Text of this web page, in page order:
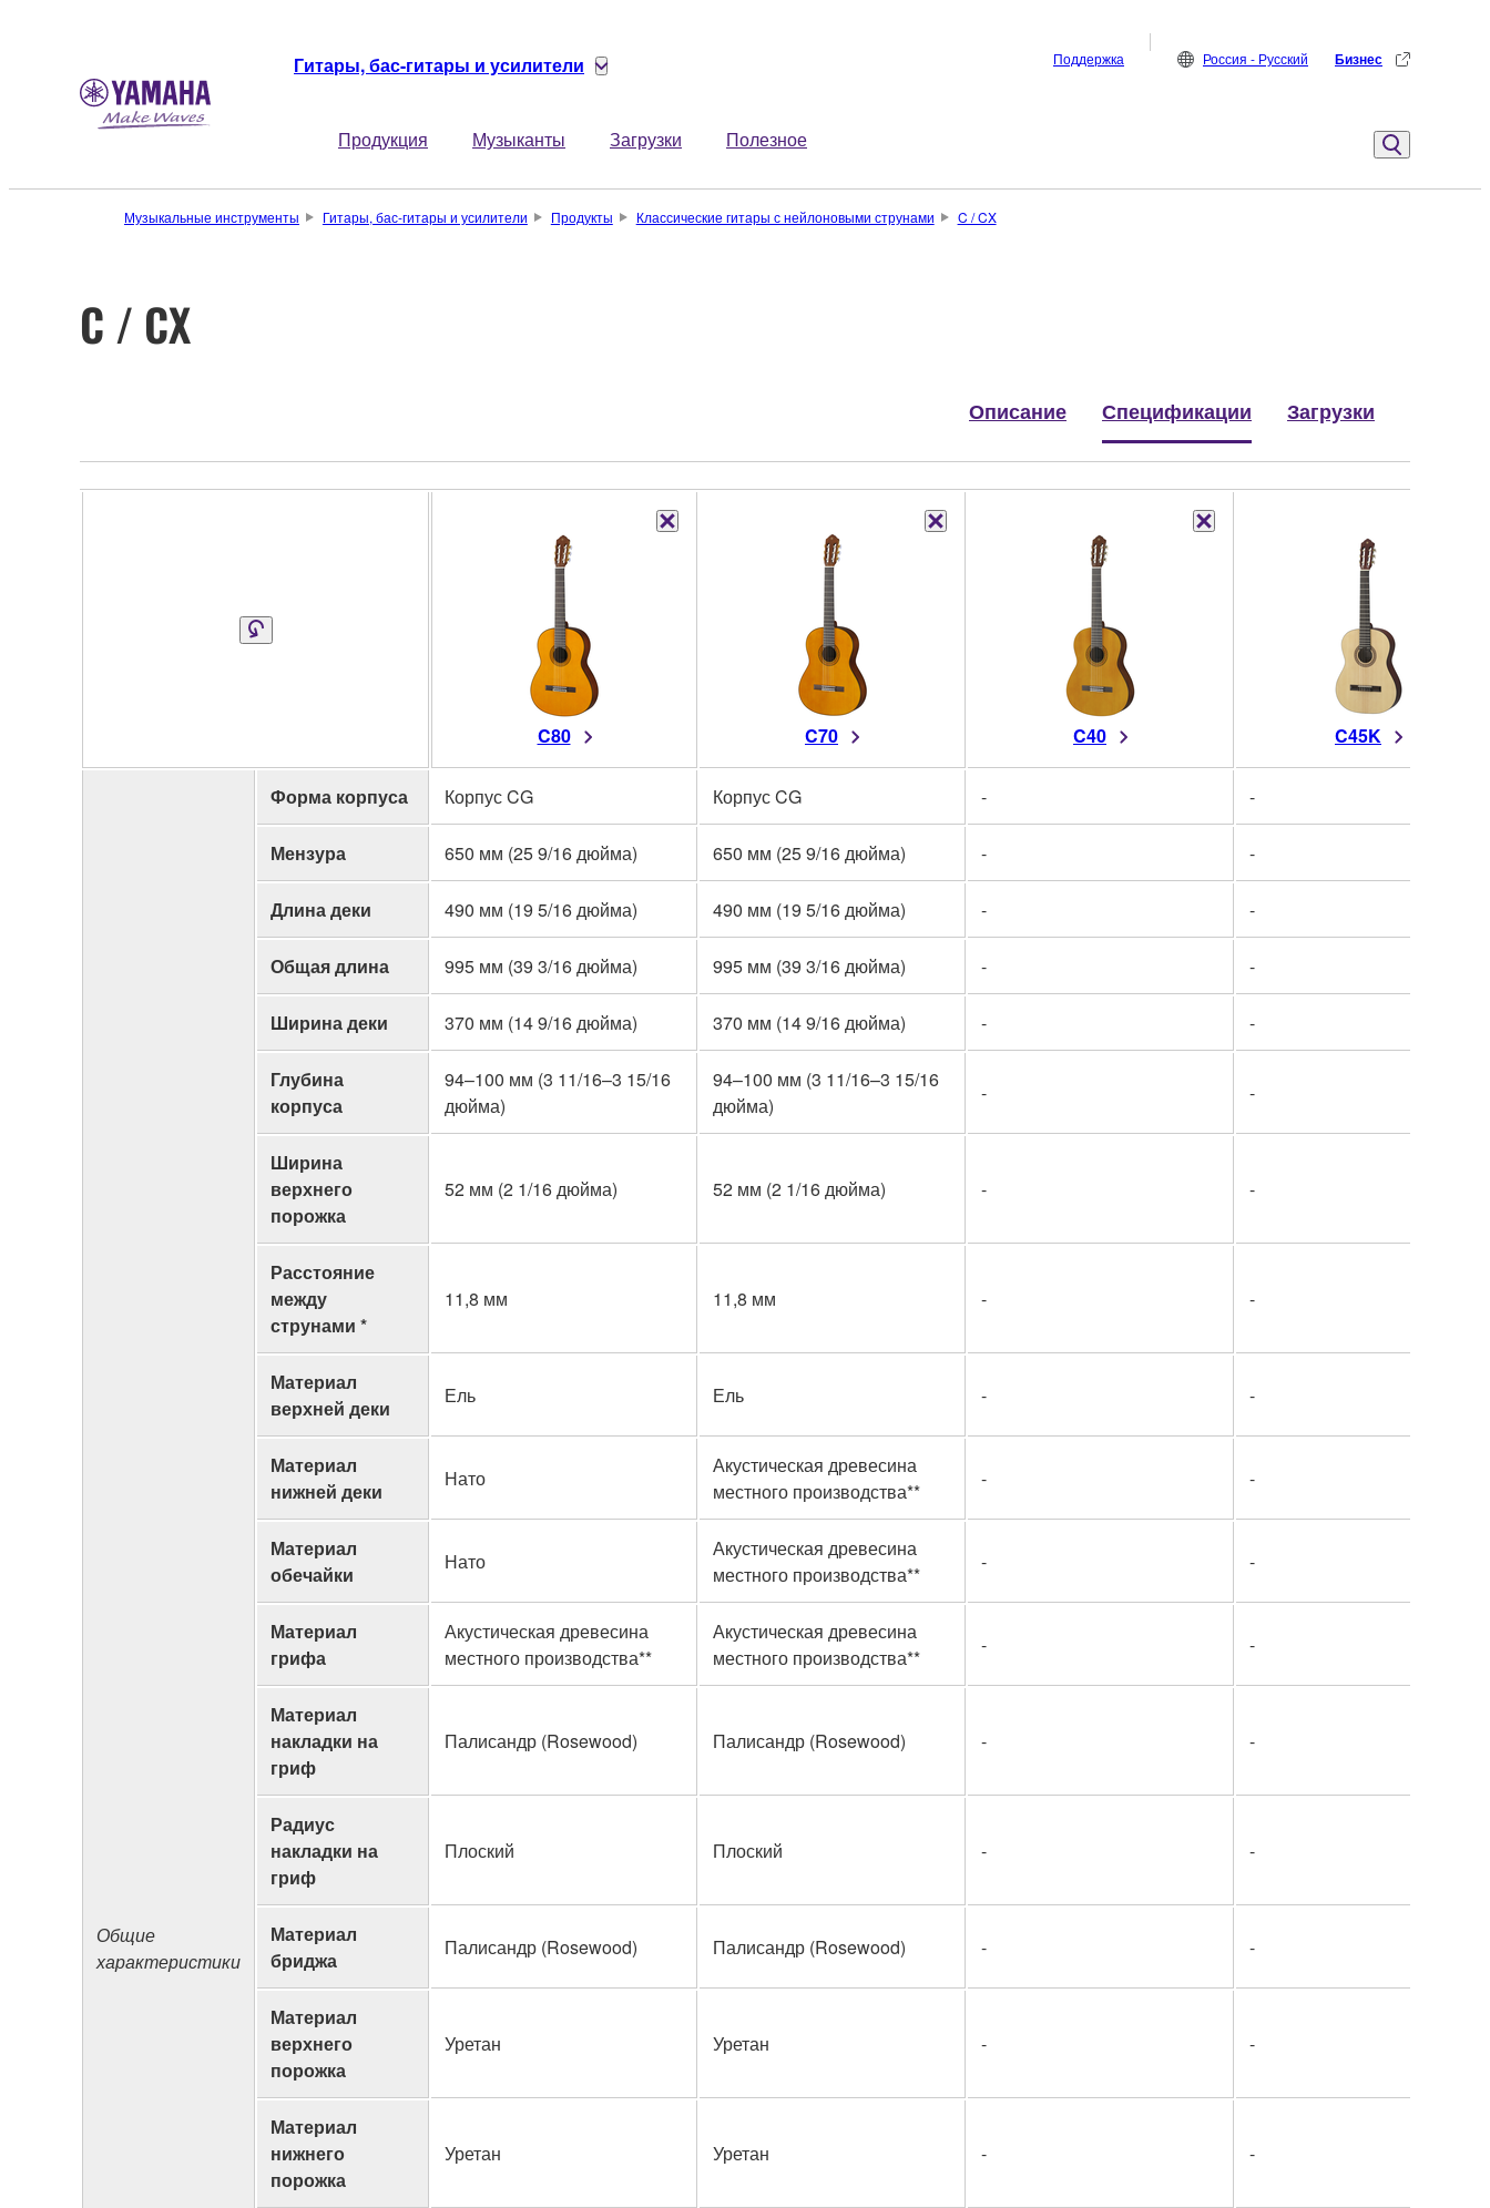
Гитары, бас-гитары и усилители
Продукция Музыканты Загрузки Полезное
Поддержка Россия - Русский Бизнес
Музыкальные инструменты Гитары, бас-гитары и усилители Продукты Классические гитары с нейлоновыми струнами C / CX
C / CX
Описание Спецификации Загрузки
C80 C70 C40 C45K
Общие
характеристики
Форма корпуса Корпус CG Корпус CG - -
Мензура 650 мм (25 9/16 дюйма) 650 мм (25 9/16 дюйма) - -
Длина деки 490 мм (19 5/16 дюйма) 490 мм (19 5/16 дюйма) - -
Общая длина 995 мм (39 3/16 дюйма) 995 мм (39 3/16 дюйма) - -
Ширина деки 370 мм (14 9/16 дюйма) 370 мм (14 9/16 дюйма) - -
Глубина
корпуса
94–100 мм (3 11/16–3 15/16
дюйма)
94–100 мм (3 11/16–3 15/16
дюйма)
- -
Ширина
верхнего
порожка
52 мм (2 1/16 дюйма) 52 мм (2 1/16 дюйма) - -
Расстояние
между
струнами *
11,8 мм 11,8 мм - -
Материал
верхней деки
Ель Ель - -
Материал
нижней деки
Нато
Акустическая древесина
местного производства**
- -
Материал
обечайки
Нато
Акустическая древесина
местного производства**
- -
Материал
грифа
Акустическая древесина
местного производства**
Акустическая древесина
местного производства**
- -
Материал
накладки на
гриф
Палисандр (Rosewood) Палисандр (Rosewood) - -
Радиус
накладки на
гриф
Плоский Плоский - -
Материал
бриджа
Палисандр (Rosewood) Палисандр (Rosewood) - -
Материал
верхнего
порожка
Уретан Уретан - -
Материал
нижнего
порожка
Уретан Уретан - -